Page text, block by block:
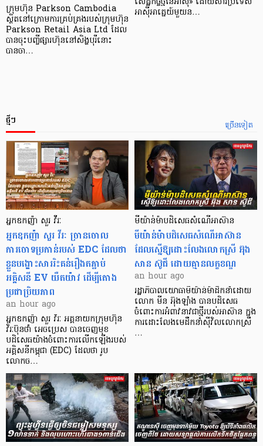
ក្រុមហ៊ុន Parkson Cambodia
ស្ថិតនៅក្រោមការគ្រប់គ្រងរបស់ក្រុមហ៊ុន
Parkson Retail Asia Ltd ដែល
បានចុះបញ្ចីផ្សារហ៊ុននៅសិង្ហបុរីនោះ
បានចា…
អាស៊ី​អាគ្នេយ៍​មួយ​ន…
ច្រើនទៀត
ថ្មីៗ
អ្នកឧកញ៉ា សួរ វីរៈ
អ្នកឧកញ៉ា សួរ វីរៈ​ ច្រានចោល
ការចោទប្រកាន់របស់ EDC ដែលថា
ខ្លួនបង្ហោះសាររិះគន់រឿងតភ្ជាប់
អគ្គិសនី EV យឺតយ៉ាវ ដើម្បីតោង
ប្រជាប្រិយភាព
an hour ago
អ្នកឧកញ៉ា សួរ វីរៈ អគ្គនាយកក្រុមហ៊ុន
វិរៈប៊ុនថាំ អេចប្រេស បានចេញមុខ
បដិសេធយ៉ាងចំពោះការលើកឡើងរបស់
អគ្គិសនីកម្ពុជា (EDC) ដែលថា រូប
លោកច…
មីយ៉ាន់ម៉ាបដិសេធសំណើអាស៊ាន
មីយ៉ាន់ម៉ាបដិសេធសំណើអាស៊ាន
ដែលស្នើឱ្យដោះលែងលោកស្រី អ៊ុង
សាន ស៊ូជី ដោយគ្មានលក្ខខណ្ឌ
an hour ago
រដ្ឋាភិបាលយោធាមីយ៉ាន់ម៉ាដឹកនាំដោយ
លោក មីន អ៊ុងឡាំង បានបដិសេធ
ចំពោះការអំពាវនាវជាថ្មីរបស់អាស៊ាន ក្នុង
ការដោះលែងមេដឹកនាំស៊ីវិលលោកស្រី
…